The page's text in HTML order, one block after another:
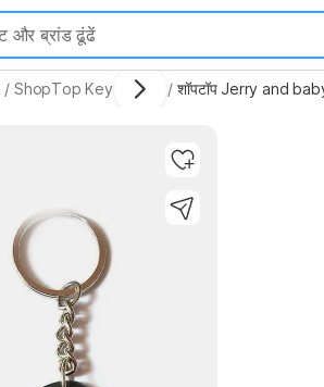
/ ShopTop Key Chains / शॉपटॉप Jerry and